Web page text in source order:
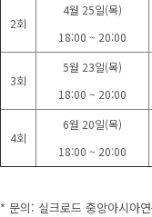
2회
4월 25일(목)
18:00 ~ 20:00
3회
5월 23일(목)
18:00 ~ 20:00
4회
6월 20일(목)
18:00 ~ 20:00
* 문의: 실크로드 중앙아시아